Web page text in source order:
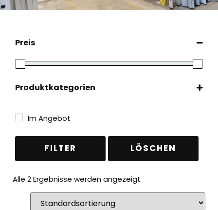
Preis
Produktkategorien
Aluminiumleitern
Anlegeleitern
Zubehör & Ersatzteile (1)
Im Angebot
FILTER LÖSCHEN
Alle 2 Ergebnisse werden angezeigt